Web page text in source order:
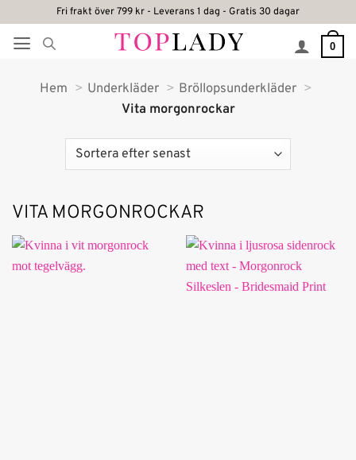
content
Fri frakt över 799 kr - Leverans 1 dag - Gratis 30 dagar
0
Hem Underkläder
Bröllopsunderkläder
Vita morgonrockar
VITA MORGONROCKAR